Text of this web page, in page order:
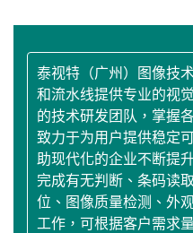
泰视特（广州）图像技
和流水线提供专业的视
的技术研发团队，掌握
致力于为用户提供稳定
助现代化的企业不断提
完成有无判断、条码读
位、图像质量检测、外
工作，可根据客户需求